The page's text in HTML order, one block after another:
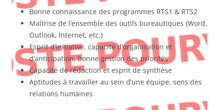
Bonne connaissance des programmes RTS1 & RTS2
Maîtrise de l’ensemble des outils bureautiques (Word,
Outlook, Internet, etc.)
Esprit d’initiative, capacité d’organisation et
d’anticipation, bonne gestion des priorités
Capacité de rédaction et esprit de synthèse
Aptitudes à travailler au sein d’une équipe, sens des
relations humaines